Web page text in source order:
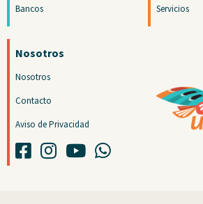
Bancos
Servicios
Nosotros
Nosotros
Contacto
Aviso de Privacidad